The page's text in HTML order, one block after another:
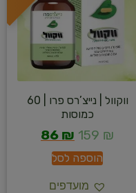
ווקוול | נייצ’רס פרו | 60
כמוסות
159 ₪
86 ₪
הוספה לסל
מועדפים